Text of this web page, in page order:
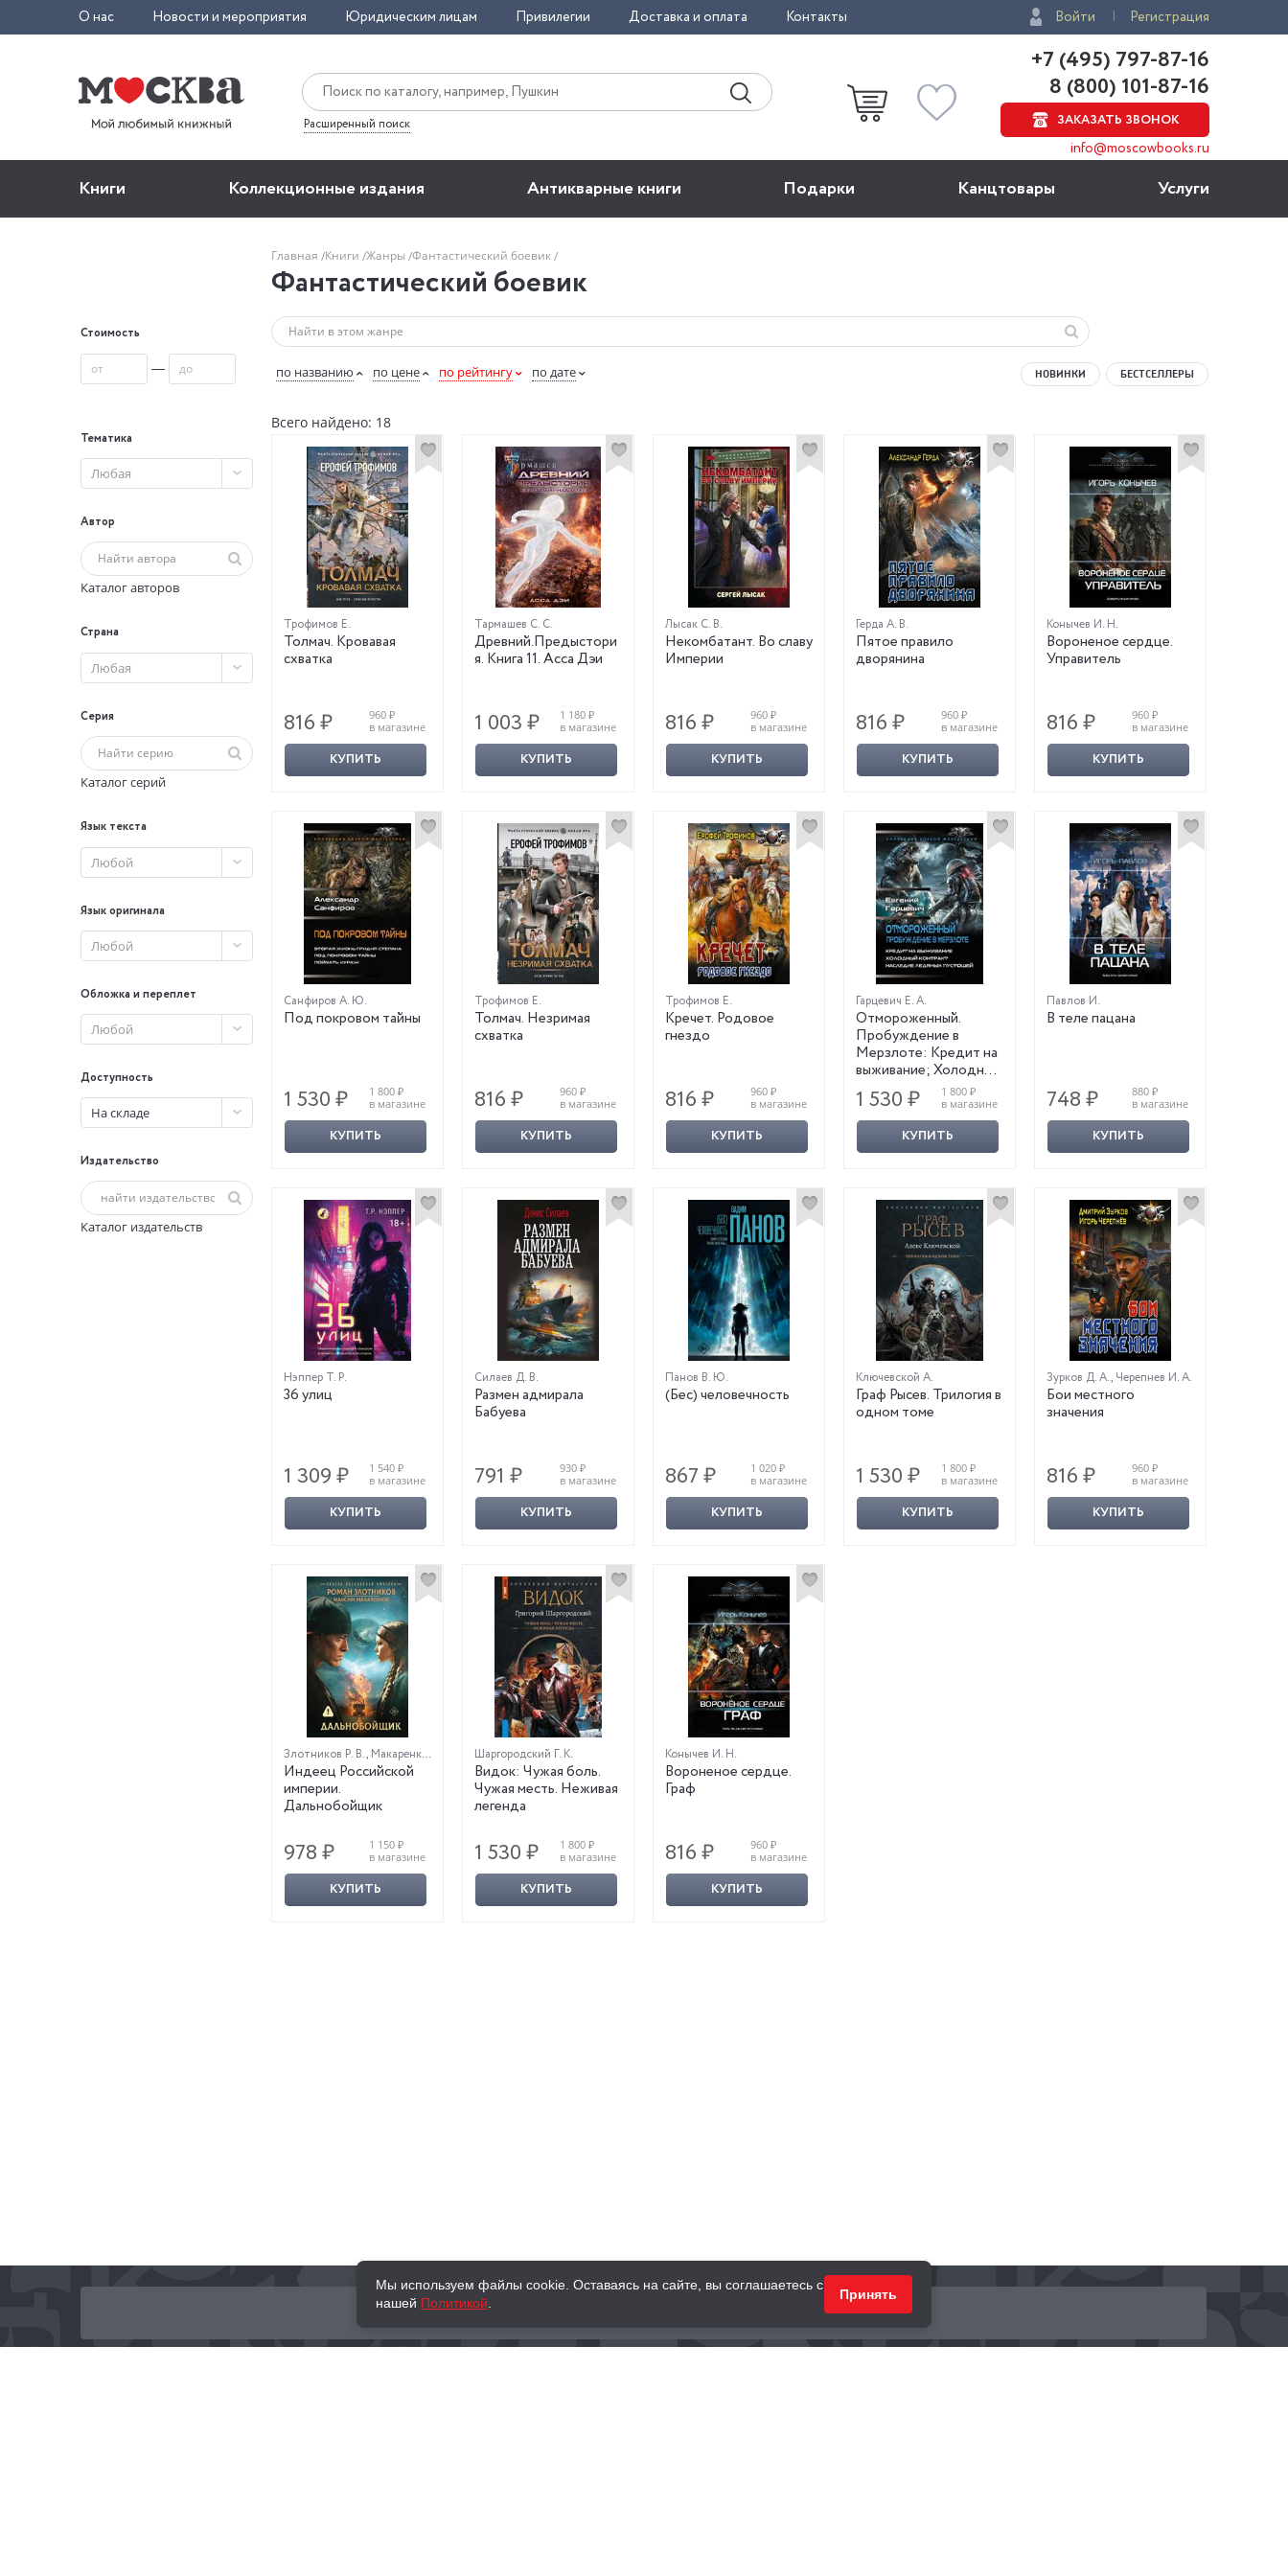
О нас Новости и мероприятия Юридическим лицам Привилегии Доставка и оплата Контакты Войти Регистрация
Расширенный поиск
+7 (495) 797-87-16
8 (800) 101-87-16
ЗАКАЗАТЬ ЗВОНОК
info@moscowbooks.ru
Книги Коллекционные издания Антикварные книги Подарки Канцтовары Услуги
Главная Книги Жанры Фантастический боевик
Фантастический боевик
Стоимость
—
Тематика
Любая
Автор
Каталог авторов
Страна
Любая
Серия
Каталог серий
Язык текста
Любой
Язык оригинала
Любой
Обложка и переплет
Любой
Доступность
На складе
Издательство
Каталог издательств
по названию по цене по рейтингу по дате НОВИНКИ БЕСТСЕЛЛЕРЫ
Всего найдено: 18
Трофимов Е.
Толмач. Кровавая
схватка
816 ₽
960 ₽
в магазине
КУПИТЬ
Тармашев С. С.
Древний.Предыстори
я. Книга 11. Асса Дэи
1 003 ₽
1 180 ₽
в магазине
КУПИТЬ
Лысак С. В.
Некомбатант. Во славу
Империи
816 ₽
960 ₽
в магазине
КУПИТЬ
Герда А. В.
Пятое правило
дворянина
816 ₽
960 ₽
в магазине
КУПИТЬ
Конычев И. Н.
Вороненое сердце.
Управитель
816 ₽
960 ₽
в магазине
КУПИТЬ
Санфиров А. Ю.
Под покровом тайны
1 530 ₽
1 800 ₽
в магазине
КУПИТЬ
Трофимов Е.
Толмач. Незримая
схватка
816 ₽
960 ₽
в магазине
КУПИТЬ
Трофимов Е.
Кречет. Родовое
гнездо
816 ₽
960 ₽
в магазине
КУПИТЬ
Гарцевич Е. А.
Отмороженный.
Пробуждение в
Мерзлоте: Кредит на
выживание; Холодный
контракт; Наследие
ледяных пустошей
1 530 ₽
1 800 ₽
в магазине
КУПИТЬ
Павлов И.
В теле пацана
748 ₽
880 ₽
в магазине
КУПИТЬ
Нэппер Т. Р.
36 улиц
1 309 ₽
1 540 ₽
в магазине
КУПИТЬ
Силаев Д. В.
Размен адмирала
Бабуева
791 ₽
930 ₽
в магазине
КУПИТЬ
Панов В. Ю.
(Бес) человечность
867 ₽
1 020 ₽
в магазине
КУПИТЬ
Ключевской А.
Граф Рысев. Трилогия в
одном томе
1 530 ₽
1 800 ₽
в магазине
КУПИТЬ
Зурков Д. А., Черепнев И. А.
Бои местного
значения
816 ₽
960 ₽
в магазине
КУПИТЬ
Злотников Р. В., Макаренков М.
Индеец Российской
империи.
Дальнобойщик
978 ₽
1 150 ₽
в магазине
КУПИТЬ
Шаргородский Г. К.
Видок: Чужая боль.
Чужая месть. Неживая
легенда
1 530 ₽
1 800 ₽
в магазине
КУПИТЬ
Конычев И. Н.
Вороненое сердце.
Граф
816 ₽
960 ₽
в магазине
КУПИТЬ
КНИГИ ПОДАРКИ
Мы используем файлы cookie. Оставаясь на сайте, вы соглашаетесь с
нашей Политикой
Принять